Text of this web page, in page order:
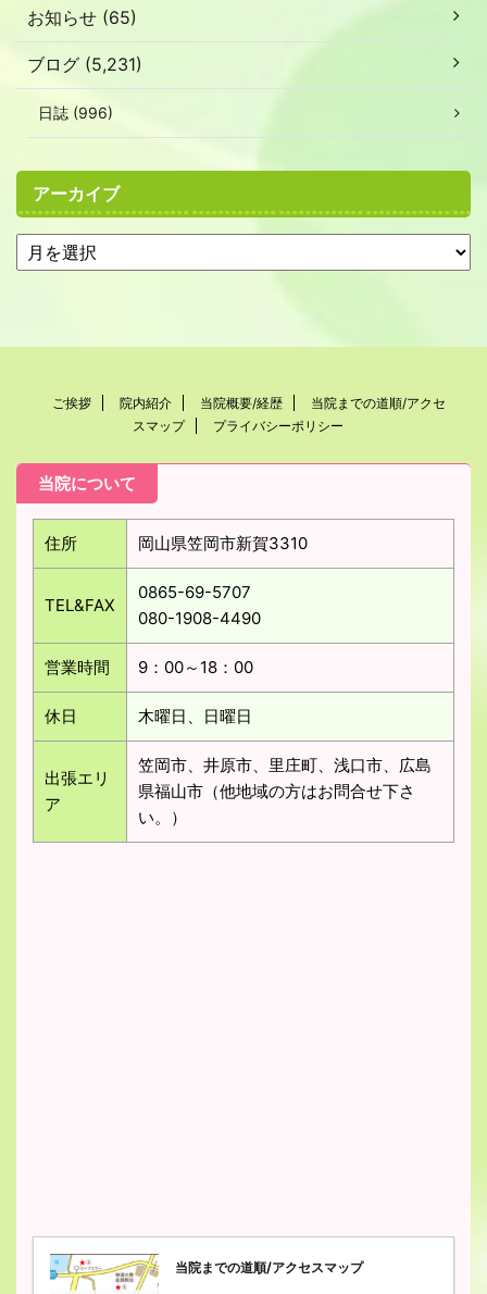
お知らせ (65)
ブログ (5,231)
日誌 (996)
アーカイブ
ご挨拶 院内紹介 当院概要/経歴
当院までの道順/アクセ
スマップ
プライバシーポリシー
当院について
住所 岡山県笠岡市新賀3310
TEL&FAX
0865-69-5707
080-1908-4490
営業時間 9：00～18：00
休日 木曜日、日曜日
出張エリ
ア
笠岡市、井原市、里庄町、浅口市、広島
県福山市（他地域の方はお問合せ下さ
い。）
当院までの道順/アクセスマップ